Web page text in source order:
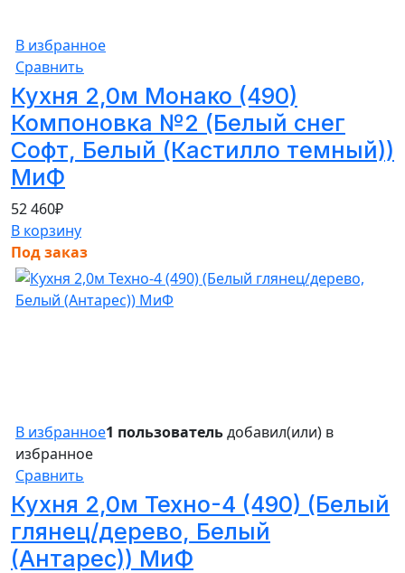
В избранное
Сравнить
Кухня 2,0м Монако (490)
Компоновка №2 (Белый снег
Софт, Белый (Кастилло темный))
МиФ
52 460₽
В корзину
Под заказ
В избранное1 пользовательдобавил(или) в
избранное
Сравнить
Кухня 2,0м Техно-4 (490) (Белый
глянец/дерево, Белый
(Антарес)) МиФ